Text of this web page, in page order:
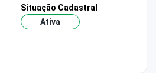
Situação Cadastral
Ativa